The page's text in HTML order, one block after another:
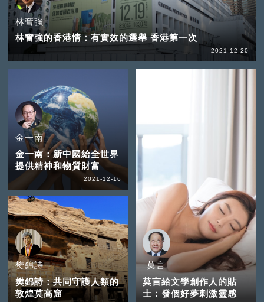
林奮強
林奮強的香港情：有實效的選舉 香港第一次
2021-12-20
金一南
金一南：新中國給全世界
提供精神和物質財富
2021-12-16
樊錦詩
樊錦詩：共同守護人類的
敦煌莫高窟
莫言
莫言給文學創作人的貼
士：發個好夢刺激靈感